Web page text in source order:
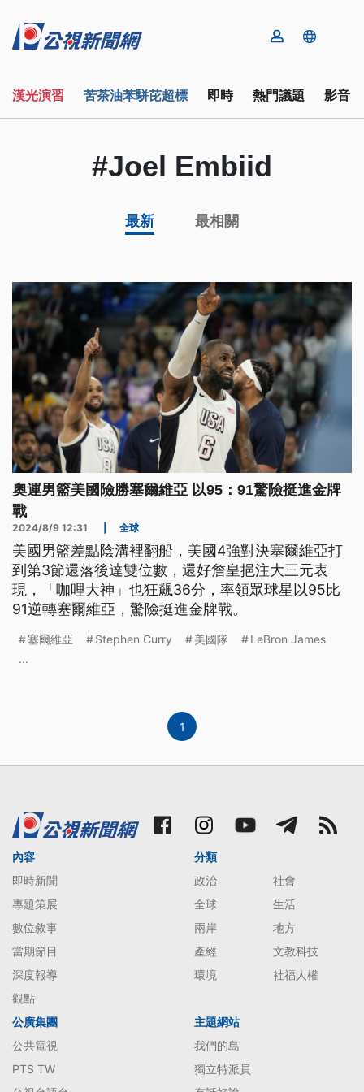
漢光演習 苦茶油苯駢芘超標 即時 熱門議題 影音
#Joel Embiid
最新 最相關
奧運男籃美國險勝塞爾維亞 以95：91驚險挺進金牌
戰
2024/8/9 12:31 全球
美國男籃差點陰溝裡翻船，美國4強對決塞爾維亞打
到第3節還落後達雙位數，還好詹皇挹注大三元表
現，「咖哩大神」也狂飆36分，率領眾球星以95比
91逆轉塞爾維亞，驚險挺進金牌戰。
塞爾維亞 Stephen Curry 美國隊
LeBron James
...
1
內容
即時新聞
專題策展
數位敘事
當期節目
深度報導
觀點
分類
政治
社會
全球
生活
兩岸
地方
產經
文教科技
環境
社福人權
公廣集團
公共電視
PTS TW
主題網站
我們的島
獨立特派員